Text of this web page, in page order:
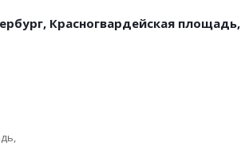
Красногвардейская площадь,